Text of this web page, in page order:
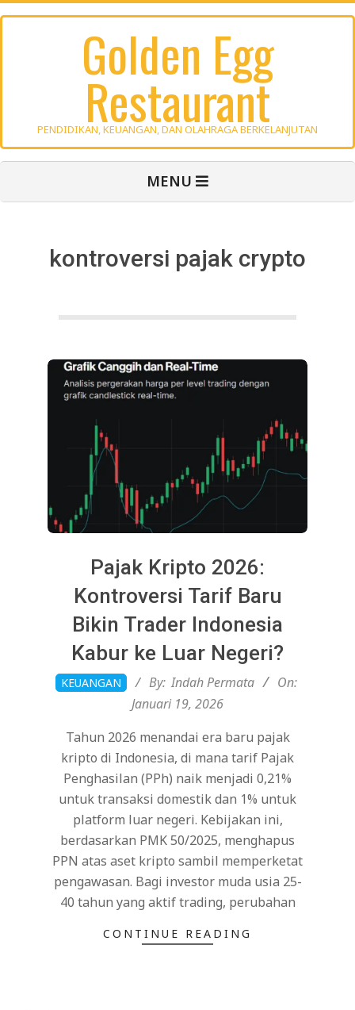
Skip
Golden Egg
Restaurant
PENDIDIKAN, KEUANGAN, DAN OLAHRAGA BERKELANJUTAN
MENU
kontroversi pajak crypto
Pajak Kripto 2026:
Kontroversi Tarif Baru
Bikin Trader Indonesia
Kabur ke Luar Negeri?
2026-
01-
KEUANGAN By: Indah Permata
On:
Januari 19, 2026
Tahun 2026 menandai era baru pajak
kripto di Indonesia, di mana tarif Pajak
Penghasilan (PPh) naik menjadi 0,21%
untuk transaksi domestik dan 1% untuk
platform luar negeri. Kebijakan ini,
berdasarkan PMK 50/2025, menghapus
PPN atas aset kripto sambil memperketat
pengawasan. Bagi investor muda usia 25-
40 tahun yang aktif trading, perubahan
CONTINUE READING